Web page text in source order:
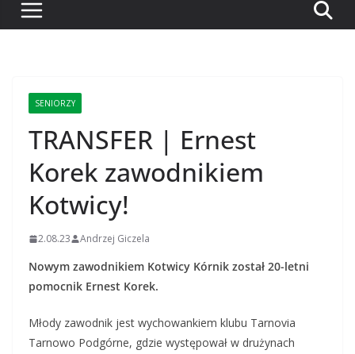
SENIORZY
TRANSFER | Ernest
Korek zawodnikiem
Kotwicy!
2.08.23 Andrzej Giczela
Nowym zawodnikiem Kotwicy Kórnik został 20-letni
pomocnik Ernest Korek.
Młody zawodnik jest wychowankiem klubu Tarnovia
Tarnowo Podgórne, gdzie występował w drużynach